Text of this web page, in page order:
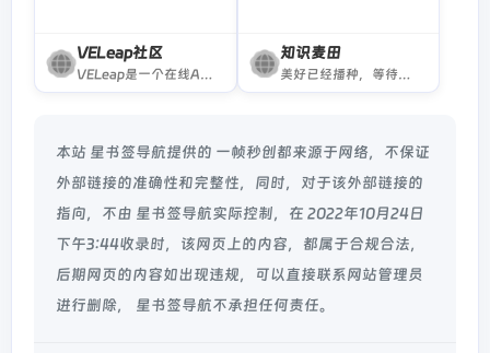
VELeap社区
VELeap是一个在线AE设计师交流社区，设计师在这里可以免费获取原创的AE插件和脚本，学习AE教程，还能兼职赚钱。
知识麦田
美好已经播种，等待你来收获。
本站 星书签导航提供的 一帧秒创都来源于网络，不保证
外部链接的准确性和完整性，同时，对于该外部链接的
指向，不由 星书签导航实际控制，在 2022年10月24日
下午3:44收录时，该网页上的内容，都属于合规合法，
后期网页的内容如出现违规，可以直接联系网站管理员
进行删除， 星书签导航不承担任何责任。